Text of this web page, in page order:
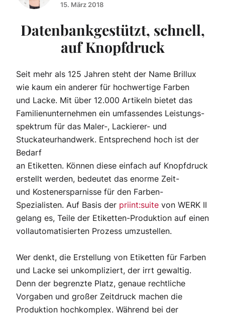
15. März 2018
Datenbankgestützt, schnell,
auf Knopfdruck
Seit mehr als 125 Jahren steht der Name Brillux
wie kaum ein anderer für hochwertige Farben
und Lacke. Mit über 12.000 Artikeln bietet das
Familienunternehmen ein umfassendes Leistungs-
spektrum für das Maler-, Lackierer- und
Stuckateurhandwerk. Entsprechend hoch ist der
Bedarf
an Etiketten. Können diese einfach auf Knopfdruck
erstellt werden, bedeutet das enorme Zeit-
und Kostenersparnisse für den Farben-
Spezialisten. Auf Basis der priint:suite von WERK II
gelang es, Teile der Etiketten-Produktion auf einen
vollautomatisierten Prozess umzustellen.
Wer denkt, die Erstellung von Etiketten für Farben
und Lacke sei unkompliziert, der irrt gewaltig.
Denn der begrenzte Platz, genaue rechtliche
Vorgaben und großer Zeitdruck machen die
Produktion hochkomplex. Während bei der